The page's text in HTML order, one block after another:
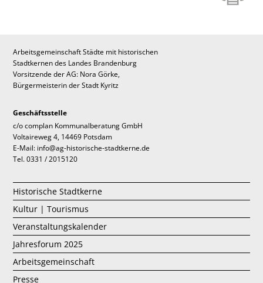
Arbeitsgemeinschaft Städte mit historischen
Stadtkernen des Landes Brandenburg
Vorsitzende der AG: Nora Görke,
Bürgermeisterin der Stadt Kyritz
Geschäftsstelle
c/o complan Kommunalberatung GmbH
Voltaireweg 4, 14469 Potsdam
E-Mail: info@ag-historische-stadtkerne.de
Tel. 0331 / 2015120
Historische Stadtkerne
Kultur | Tourismus
Veranstaltungskalender
Jahresforum 2025
Arbeitsgemeinschaft
Presse